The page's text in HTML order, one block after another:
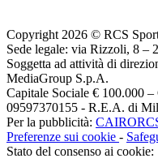
Copyright 2026 © RCS
Sede legale: via Rizzoli, 8 –
Soggetta ad attività di
MediaGroup S.p.A.
Capitale Sociale € 100.000
09597370155 - R.E.A. di
Per la pubblicità:
Preferenze sui cookie -
Stato del consenso ai cookie: